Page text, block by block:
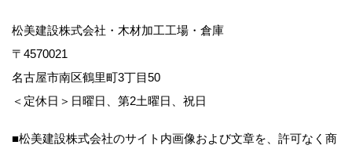
松美建設株式会社・木材加工工場・倉庫
〒4570021
名古屋市南区鶴里町3丁目50
＜定休日＞日曜日、第2土曜日、祝日
■松美建設株式会社のサイト内画像および文章を、許可なく商